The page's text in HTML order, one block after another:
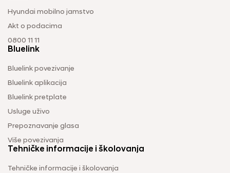
Hyundai mobilno jamstvo
Akt o podacima
0800 11 11
Bluelink
Bluelink povezivanje
Bluelink aplikacija
Bluelink pretplate
Usluge uživo
Prepoznavanje glasa
Više povezivanja
Tehničke informacije i školovanja
Tehničke informacije i školovanja